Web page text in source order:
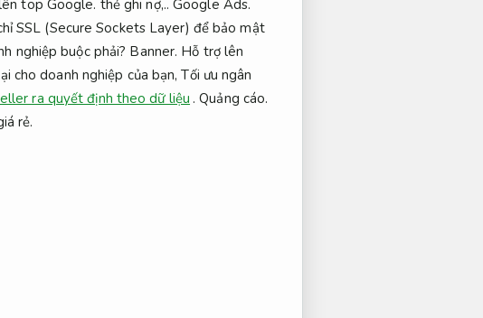
top Google. thẻ ghi nợ,..Google Ads.
SSL (Secure Sockets Layer) để bảo mật
nghiệp buộc phải? Banner. Hỗ trợ lên
cho doanh nghiệp của bạn,Tối ưu ngân
ra quyết định theo dữ liệu .Quảng cáo.
rẻ.